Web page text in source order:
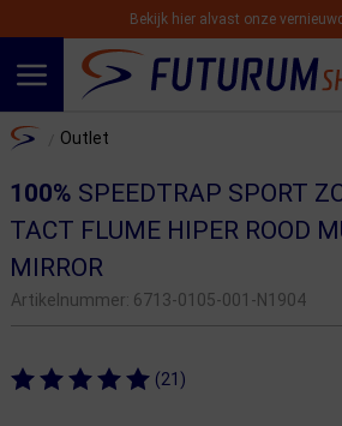
Bekijk hier alvast onze
Home Outlet
100% SPEEDTRAP SPORT
TACT FLUME HIPER ROOD
MIRROR
Artikelnummer: 6713-0105-001-N1904
(21)